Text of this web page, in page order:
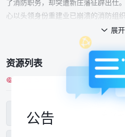
了消防职务，却突遭新庄藩征辟出仕
心以头领身份重建业已崩溃的消防组
伴，被揶揄为"褴褛鸢"，但源吾等人
救"的信念而奋战。然而在江户，名
发生。面对逼近的灾祸，永不言弃
开幕！
 展开
资源列表
稀饭新番主
第01集
公告